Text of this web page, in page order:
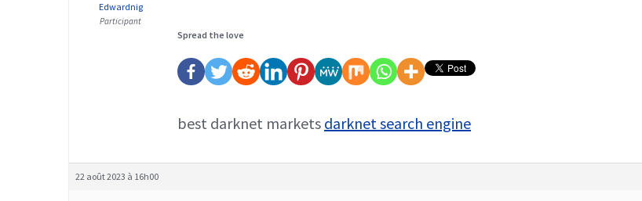
Edwardnig
Participant
Spread the love
best darknet markets darknet search engine
22 août 2023 à 16h00